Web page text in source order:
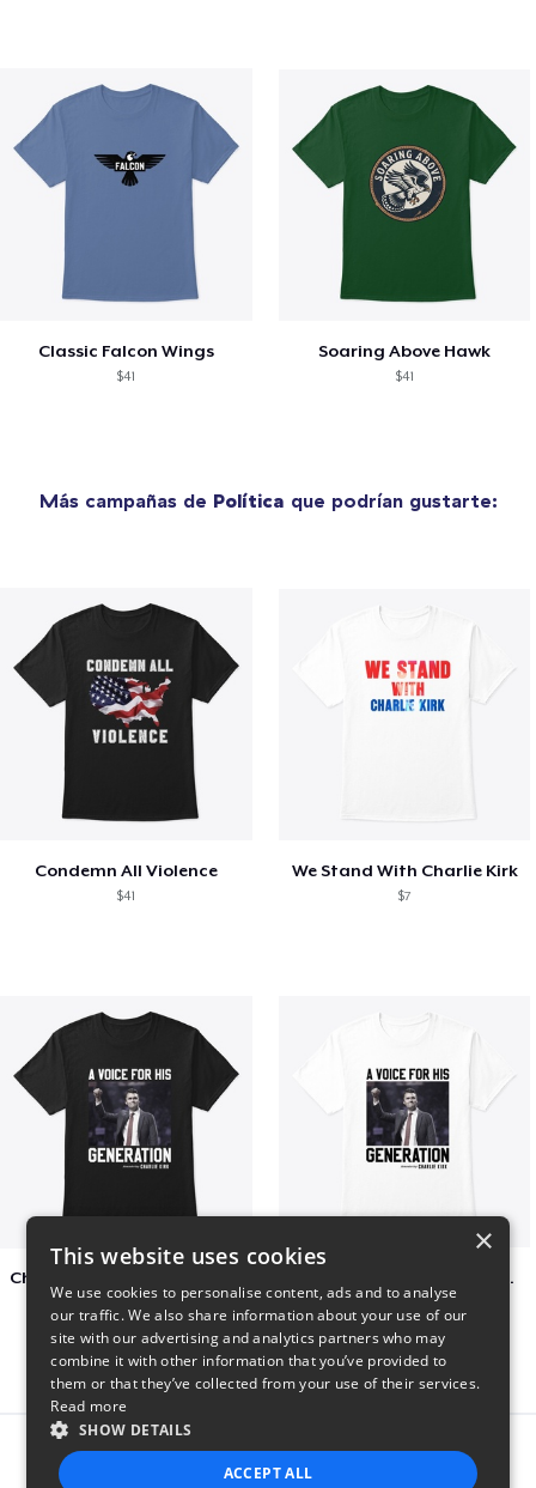
Classic Falcon Wings
$41
Soaring Above Hawk
$41
Más campañas de Política que podrían gustarte:
Condemn All Violence
$41
We Stand With Charlie Kirk
$7
$41
Charlie Kirk A Voice For His Generation
$7
Report this product
×
This website uses cookies
We use cookies to personalise content, ads and to analyse
our traffic. We also share information about your use of our
site with our advertising and analytics partners who may
combine it with other information that you’ve provided to
them or that they’ve collected from your use of their services.
Read more
SHOW DETAILS
ACCEPT ALL